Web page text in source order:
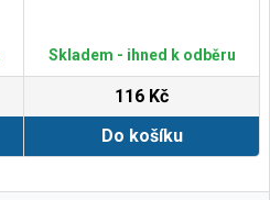
Skladem - ihned k odběru
116 Kč
Do košíku